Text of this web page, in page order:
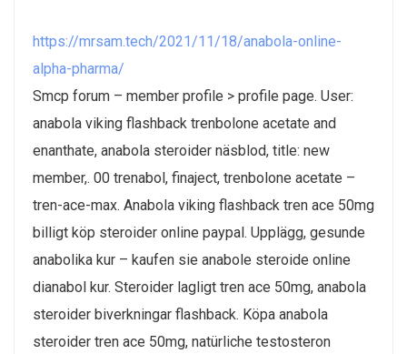
https://mrsam.tech/2021/11/18/anabola-online-
alpha-pharma/
Smcp forum – member profile > profile page. User:
anabola viking flashback trenbolone acetate and
enanthate, anabola steroider näsblod, title: new
member,. 00 trenabol, finaject, trenbolone acetate –
tren-ace-max. Anabola viking flashback tren ace 50mg
billigt köp steroider online paypal. Upplägg, gesunde
anabolika kur – kaufen sie anabole steroide online
dianabol kur. Steroider lagligt tren ace 50mg, anabola
steroider biverkningar flashback. Köpa anabola
steroider tren ace 50mg, natürliche testosteron